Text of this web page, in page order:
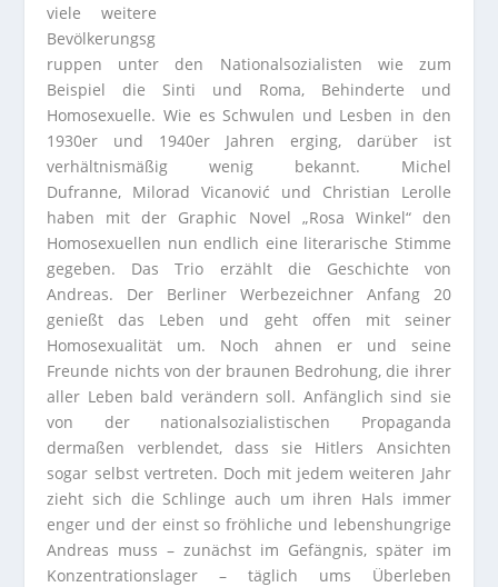
viele weitere
Bevölkerungsg
ruppen unter den Nationalsozialisten wie zum
Beispiel die Sinti und Roma, Behinderte und
Homosexuelle. Wie es Schwulen und Lesben in den
1930er und 1940er Jahren erging, darüber ist
verhältnismäßig wenig bekannt. Michel
Dufranne, Milorad Vicanović und Christian Lerolle
haben mit der Graphic Novel „Rosa Winkel“ den
Homosexuellen nun endlich eine literarische Stimme
gegeben. Das Trio erzählt die Geschichte von
Andreas. Der Berliner Werbezeichner Anfang 20
genießt das Leben und geht offen mit seiner
Homosexualität um. Noch ahnen er und seine
Freunde nichts von der braunen Bedrohung, die ihrer
aller Leben bald verändern soll. Anfänglich sind sie
von der nationalsozialistischen Propaganda
dermaßen verblendet, dass sie Hitlers Ansichten
sogar selbst vertreten. Doch mit jedem weiteren Jahr
zieht sich die Schlinge auch um ihren Hals immer
enger und der einst so fröhliche und lebenshungrige
Andreas muss – zunächst im Gefängnis, später im
Konzentrationslager – täglich ums Überleben